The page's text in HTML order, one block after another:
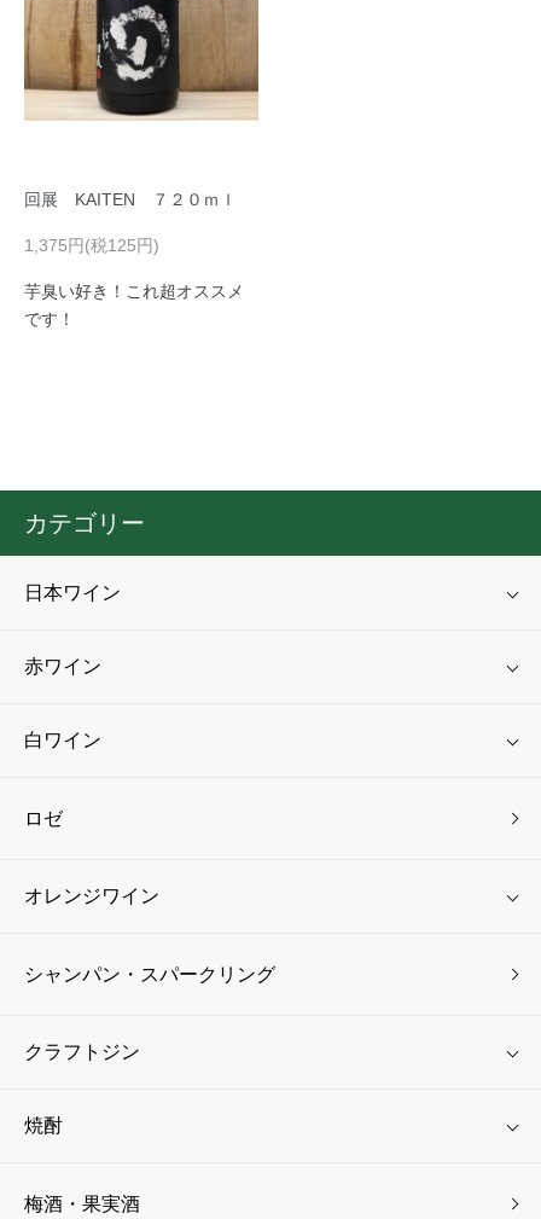
回展 KAITEN ７２０ｍｌ
1,375円(税125円)
芋臭い好き！これ超オススメ
です！
カテゴリー
日本ワイン
赤ワイン
白ワイン
ロゼ
オレンジワイン
シャンパン・スパークリング
クラフトジン
焼酎
梅酒・果実酒